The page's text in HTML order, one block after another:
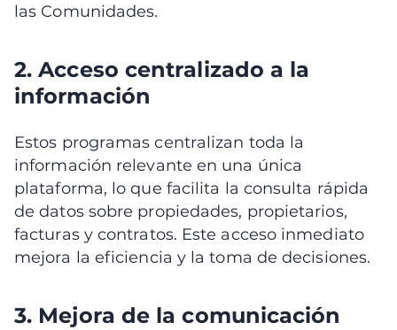
las Comunidades.
2. Acceso centralizado a la
información
Estos programas centralizan toda la
información relevante en una única
plataforma, lo que facilita la consulta rápida
de datos sobre propiedades, propietarios,
facturas y contratos. Este acceso inmediato
mejora la eficiencia y la toma de decisiones.
3. Mejora de la comunicación